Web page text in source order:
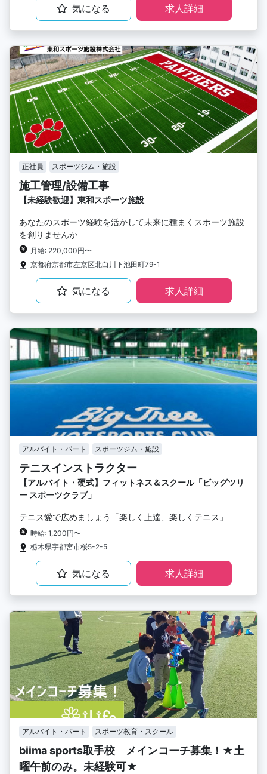
気になる 求人詳細
正社員 スポーツジム・施設
施工管理/設備工事
【未経験歓迎】東和スポーツ施設
あなたのスポーツ経験を活かして未来に種まくスポーツ施設
を創りませんか
月給: 220,000円〜
京都府京都市左京区北白川下池田町79-1
気になる 求人詳細
アルバイト・パート スポーツジム・施設
テニスインストラクター
【アルバイト・硬式】フィットネス＆スクール「ビッグツリ
ー スポーツクラブ」
テニス愛で広めましょう「楽しく上達、楽しくテニス」
時給: 1,200円〜
栃木県宇都宮市桜5-2-5
気になる 求人詳細
アルバイト・パート スポーツ教育・スクール
biima sports取手校 メインコーチ募集！★土
曜午前のみ。未経験可★